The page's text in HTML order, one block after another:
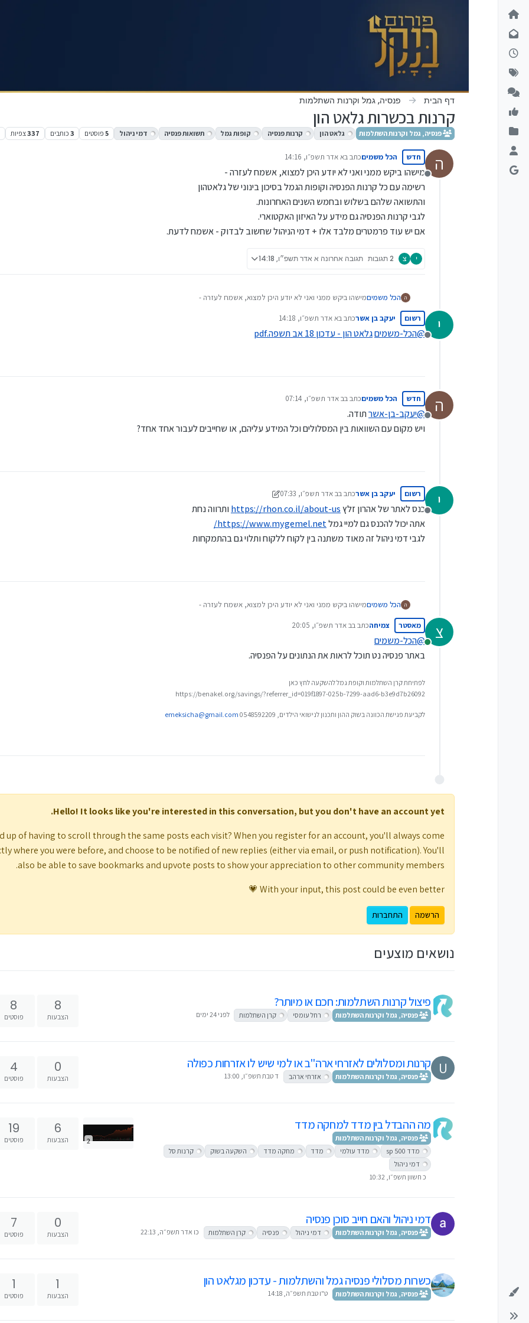
דילוג לתוכן
דף הבית פנסיה, גמל וקרנות השתלמות
קרנות בכשרות גלאט הון
פנסיה, גמל וקרנות השתלמות גלאט הון קרנות פנסיה קופות גמל תשואות פנסיה דמי ניהול 5 פוסטים 3 כותבים 337צפיות
ה
מנותק
חדש הכל משמיםכתב בא אדר תשפ״ו, 14:16
נערך לאחרונה על ידי
מישהו ביקש ממני ואני לא יודע היכן למצוא, אשמח לעזרה -
רשימה עם כל קרנות הפנסיה וקופות הגמל בסיכון בינוני של גלאטהון
והתשואה שלהם בשלוש ובחמש השנים האחרונות.
לגבי קרנות הפנסיה גם מידע על האיזון האקטוארי.
אם יש עוד פרמטרים מלבד אלו + דמי הניהול שחשוב לבדוק - אשמח לדעת.
י צ 2 תגובות תגובה אחרונה א אדר תשפ״ו, 14:18
ה הכל משמיםמישהו ביקש ממני ואני לא יודע היכן למצוא, אשמח לעזרה -
והתשואה שלהם בשלוש ובחמש השנים האחרונות.
לגבי קרנות הפנסיה גם מידע על האיזון האקטוארי.
י
מנותק
רשום יעקב בן אשרכתב בא אדר תשפ״ו, 14:18
נערך לאחרונה על ידי
@הכל-משמיםגלאט הון - עדכון 18 אב תשפה.pdf
ה
מנותק
חדש הכל משמיםכתב בב אדר תשפ״ו, 07:14
נערך לאחרונה על ידי
@יעקב-בן-אשרתודה.
ויש מקום עם השוואות בין המסלולים וכל המידע עליהם, או שחייבים לעבור אחד אחד?
י
מנותק
רשום יעקב בן אשרכתב בב אדר תשפ״ו, 07:33
נערך לאחרונה על ידי יעקב בן אשר
כנס לאתר של אהרון זלץhttps://rhon.co.il/about-usותרווה נחת
אתה יכול להכנס גם למיי גמלhttps://www.mygemel.net/
לגבי דמי ניהול זה מאוד משתנה בין לקוח ללקוח ותלוי גם בהתמקחות
ה הכל משמיםמישהו ביקש ממני ואני לא יודע היכן למצוא, אשמח לעזרה -
והתשואה שלהם בשלוש ובחמש השנים האחרונות.
אם יש עוד פרמטרים מלבד אלו + דמי הניהול שחשוב לבדוק - אשמח לדעת.
צ
מחובר
מאסטר צמיחהכתב בב אדר תשפ״ו, 20:05
נערך לאחרונה על ידי
@הכל-משמים
באתר פנסיה נט תוכל לראות את הנתונים על הפנסיה.
לפתיחת קרן השתלמות וקופת גמל להשקעה לחץ כאן
https://benakel.org/savings/?referrer_id=019f1897-025b-7299-aad6-b3e9d7b26092
לקביעת פגישת הכוונה בשוק ההון ותכנון לנישואי הילדים, 0548592209 emeksicha@gmail.com
Hello! It looks like you're interested in this conversation, but you don't have an account yet.
up of having to scroll through the same posts each visit? When you register for an account, you'll always come
where you were before, and choose to be notified of new replies (either via email, or push notification). You'll
also be able to save bookmarks and upvote posts to show your appreciation to other community members.
With your input, this post could be even better 💗
הרשמה התחברות
נושאים מוצעים
פיצול קרנות השתלמות: חכם או מיותר?
פנסיה, גמל וקרנות השתלמות רחל עומסי קרן השתלמות לפני 24 ימים
8
הצבעות
8
פוסטים
U קרנות ומסלולים לאזרחי ארה"ב או למי שיש לו אזרחות כפולה
פנסיה, גמל וקרנות השתלמות אזרחי ארהב ד טבת תשפ״ו, 13:00
0
הצבעות
4
פוסטים
מה ההבדל בין מדד למחקה מדד
פנסיה, גמל וקרנות השתלמות
מדד sp 500
מדד עולמי מדד מחקה מדד השקעה בשוק
קרנות סל
דמי ניהול
כ חשוון תשפ״ו, 10:32
2
6
הצבעות
19
פוסטים
דמי ניהול והאם חייב סוכן פנסיה
פנסיה, גמל וקרנות השתלמות דמי ניהול פנסיה קרן השתלמות כו אדר תשפ״ה, 22:13
0
הצבעות
7
פוסטים
כשרות מסלולי פנסיה גמל והשתלמות - עדכון מגלאט הון
פנסיה, גמל וקרנות השתלמות ט"ו טבת תשפ״ה, 14:18
1
הצבעות
1
פוסטים